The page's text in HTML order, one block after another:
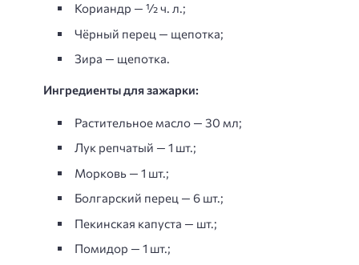
Кориандр — ½ ч. л.;
Чёрный перец — щепотка;
Зира — щепотка.
Ингредиенты для зажарки:
Растительное масло — 30 мл;
Лук репчатый — 1 шт.;
Морковь — 1 шт.;
Болгарский перец — 6 шт.;
Пекинская капуста — шт.;
Помидор — 1 шт.;